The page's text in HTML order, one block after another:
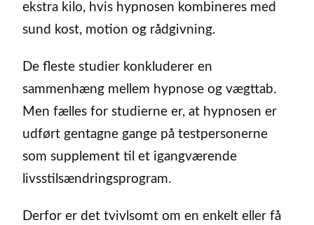
ekstra kilo, hvis hypnosen kombineres med
sund kost, motion og rådgivning.
De fleste studier konkluderer en
sammenhæng mellem hypnose og vægttab.
Men fælles for studierne er, at hypnosen er
udført gentagne gange på testpersonerne
som supplement til et igangværende
livsstilsændringsprogram.
Derfor er det tvivlsomt om en enkelt eller få